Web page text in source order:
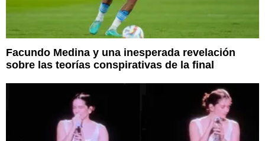
Facundo Medina y una inesperada revelación
sobre las teorías conspirativas de la final